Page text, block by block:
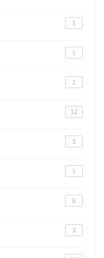
1
1
1
12
3
1
6
3